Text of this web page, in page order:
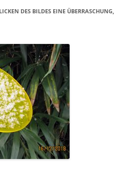
DES BILDES EINE ÜBERRASCHUNG,